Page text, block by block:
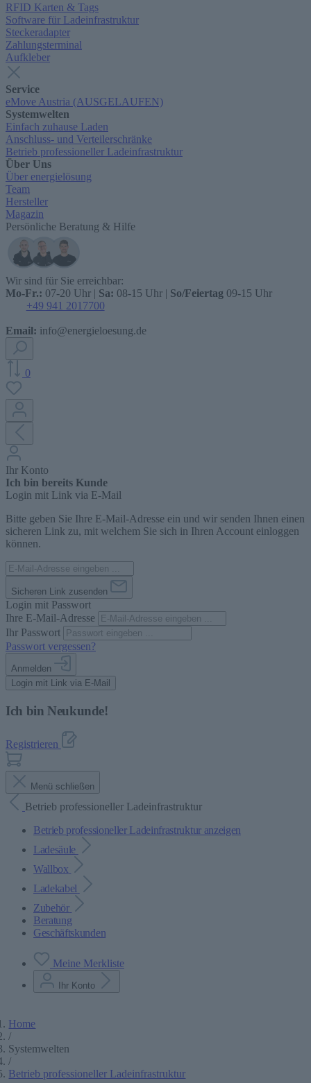
RFID Karten & Tags
Software für Ladeinfrastruktur
Steckeradapter
Zahlungsterminal
Aufkleber
Service
eMove Austria (AUSGELAUFEN)
Systemwelten
Einfach zuhause Laden
Anschluss- und Verteilerschränke
Betrieb professioneller Ladeinfrastruktur
Über Uns
Über energielösung
Team
Hersteller
Magazin
Persönliche Beratung & Hilfe
Wir sind für Sie erreichbar:
Mo-Fr.: 07-20 Uhr | Sa: 08-15 Uhr | So/Feiertag 09-15 Uhr
+49 941 2017700
Email: info@energieloesung.de
0
Ihr Konto
Ich bin bereits Kunde
Login mit Link via E-Mail
Bitte geben Sie Ihre E-Mail-Adresse ein und wir senden Ihnen einen
sicheren Link zu, mit welchem Sie sich in Ihren Account einloggen
können.
Sicheren Link zusenden
Login mit Passwort
Ihre E-Mail-Adresse
Ihr Passwort
Passwort vergessen?
Anmelden
Login mit Link via E-Mail
Ich bin Neukunde!
Registrieren
Menü schließen
Betrieb professioneller Ladeinfrastruktur
Betrieb professioneller Ladeinfrastruktur anzeigen
Ladesäule
Wallbox
Ladekabel
Zubehör
Beratung
Geschäftskunden
Meine Merkliste
Ihr Konto
Home
/
Systemwelten
/
Betrieb professioneller Ladeinfrastruktur